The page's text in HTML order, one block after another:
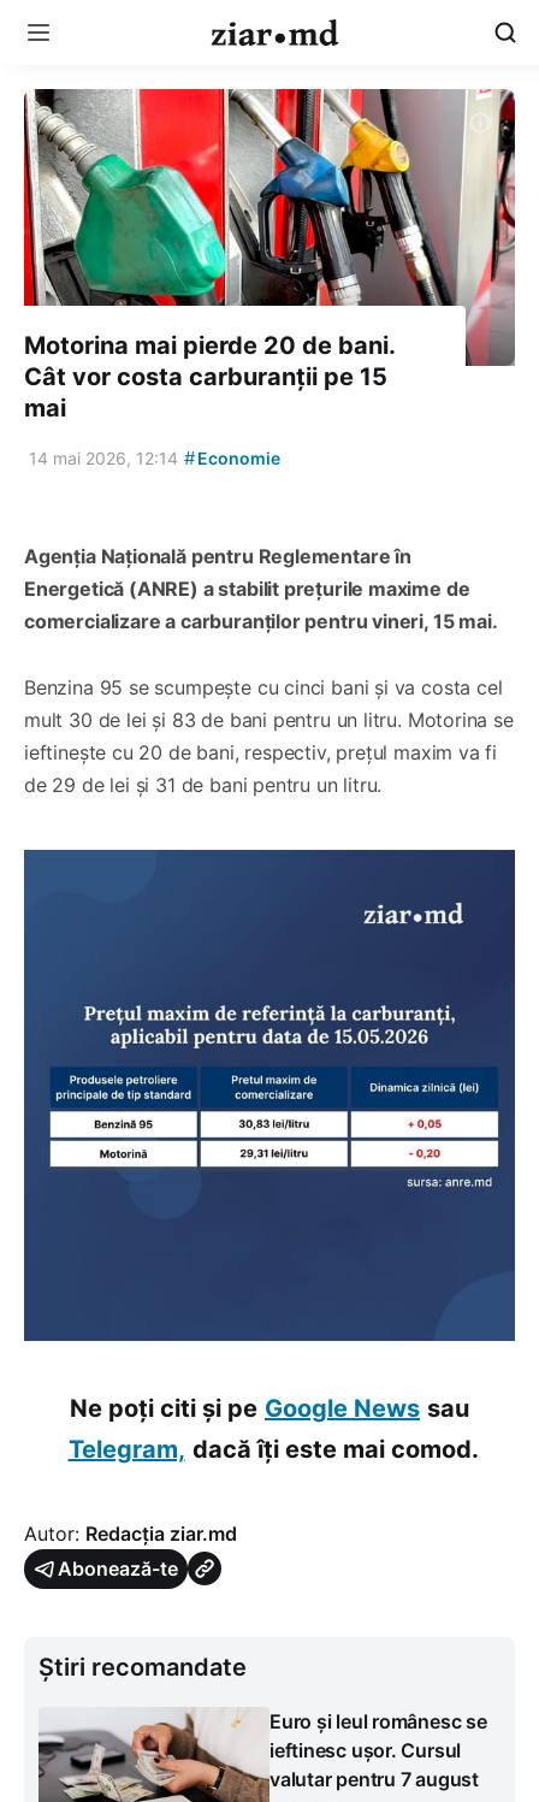
Motorina mai pierde 20 de bani.
Cât vor costa carburanții pe 15
mai
14 mai 2026, 12:14 #Economie
Agenția Națională pentru Reglementare în
Energetică (ANRE) a stabilit prețurile maxime de
comercializare a carburanților pentru vineri, 15 mai.
Benzina 95 se scumpește cu cinci bani și va costa cel
mult 30 de lei și 83 de bani pentru un litru. Motorina se
ieftinește cu 20 de bani, respectiv, prețul maxim va fi
de 29 de lei și 31 de bani pentru un litru.
Ne poți citi și pe Google News sau
Telegram, dacă îți este mai comod.
Autor: Redacția ziar.md
Abonează-te
Știri recomandate
Euro și leul românesc se
ieftinesc ușor. Cursul
valutar pentru 7 august